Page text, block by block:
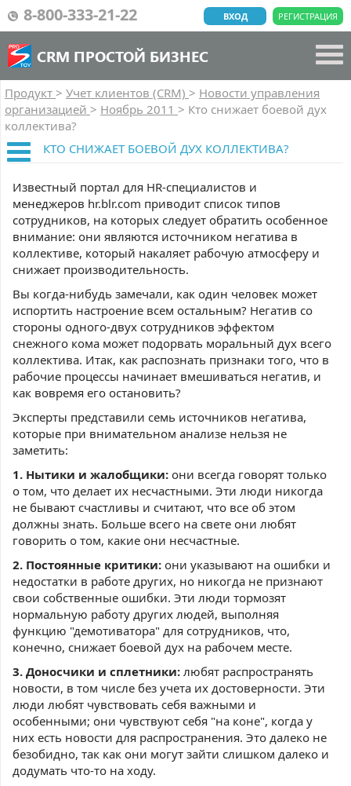
8-800-333-21-22 РЕГИСТРАЦИЯ
ВХОД
CRM ПРОСТОЙ БИЗНЕС
Продукт > Учет клиентов (CRM) > Новости управления
организацией > Ноябрь 2011 > Кто снижает боевой дух
коллектива?
КТО СНИЖАЕТ БОЕВОЙ ДУХ КОЛЛЕКТИВА?
Известный портал для HR-специалистов и
менеджеров hr.blr.com приводит список типов
сотрудников, на которых следует обратить особенное
внимание: они являются источником негатива в
коллективе, который накаляет рабочую атмосферу и
снижает производительность.
Вы когда-нибудь замечали, как один человек может
испортить настроение всем остальным? Негатив со
стороны одного-двух сотрудников эффектом
снежного кома может подорвать моральный дух всего
коллектива. Итак, как распознать признаки того, что в
рабочие процессы начинает вмешиваться негатив, и
как вовремя его остановить?
Эксперты представили семь источников негатива,
которые при внимательном анализе нельзя не
заметить:
1. Нытики и жалобщики: они всегда говорят только
о том, что делает их несчастными. Эти люди никогда
не бывают счастливы и считают, что все об этом
должны знать. Больше всего на свете они любят
говорить о том, какие они несчастные.
2. Постоянные критики: они указывают на ошибки и
недостатки в работе других, но никогда не признают
свои собственные ошибки. Эти люди тормозят
нормальную работу других людей, выполняя
функцию "демотиватора" для сотрудников, что,
конечно, снижает боевой дух на рабочем месте.
3. Доносчики и сплетники: любят распространять
новости, в том числе без учета их достоверности. Эти
люди любят чувствовать себя важными и
особенными; они чувствуют себя "на коне", когда у
них есть новости для распространения. Это далеко не
безобидно, так как они могут зайти слишком далеко и
додумать что-то на ходу.